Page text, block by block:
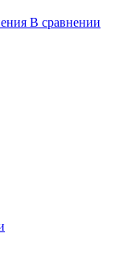
В сравнении